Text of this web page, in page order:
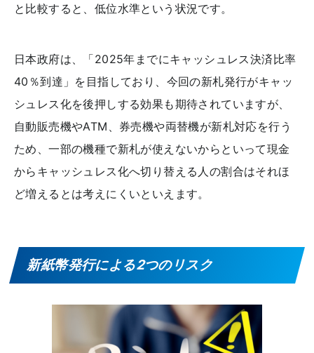
と比較すると、低位水準という状況です。
日本政府は、「2025年までにキャッシュレス決済比率
40％到達」を目指しており、今回の新札発行がキャッ
シュレス化を後押しする効果も期待されていますが、
自動販売機やATM、券売機や両替機が新札対応を行う
ため、一部の機種で新札が使えないからといって現金
からキャッシュレス化へ切り替える人の割合はそれほ
ど増えるとは考えにくいといえます。
新紙幣発行による2つのリスク